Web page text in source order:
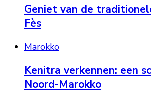
Geniet van de
Fès
Marokko
Kenitra verkennen: een
Noord-Marokko